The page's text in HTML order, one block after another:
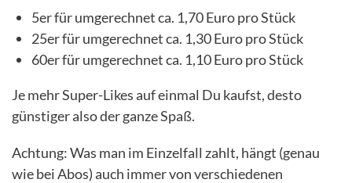
5er für umgerechnet ca. 1,70 Euro pro Stück
25er für umgerechnet ca. 1,30 Euro pro Stück
60er für umgerechnet ca. 1,10 Euro pro Stück
Je mehr Super-Likes auf einmal Du kaufst, desto
günstiger also der ganze Spaß.
Achtung: Was man im Einzelfall zahlt, hängt (genau
wie bei Abos) auch immer von verschiedenen